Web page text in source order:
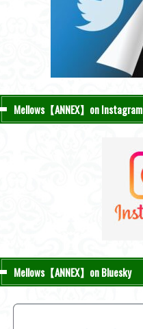
Mellows【ANNEX】on Instagram
Mellows【ANNEX】on Bluesky